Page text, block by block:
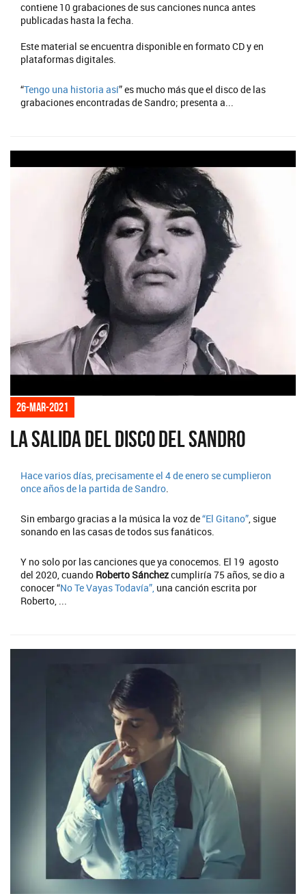
contiene 10 grabaciones de sus canciones nunca antes
publicadas hasta la fecha.
Este material se encuentra disponible en formato CD y en
plataformas digitales.
“Tengo una historia así” es mucho más que el disco de las
grabaciones encontradas de Sandro; presenta a...
26-mar-2021
La salida del disco del Sandro
Hace varios días, precisamente el 4 de enero se cumplieron
once años de la partida deSandro.
Sin embargo gracias a la música la voz de“El Gitano”, sigue
sonando en las casas de todos sus fanáticos.
Y no solo por las canciones que ya conocemos. El 19 agosto
del 2020, cuando Roberto Sánchezcumpliría 75 años, se dio a
conocer “No Te Vayas Todavía”, una canción escrita por
Roberto, ...